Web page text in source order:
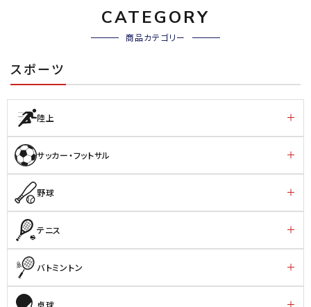
CATEGORY
商品カテゴリー
スポーツ
陸上
サッカー・フットサル
野球
テニス
バトミントン
卓球